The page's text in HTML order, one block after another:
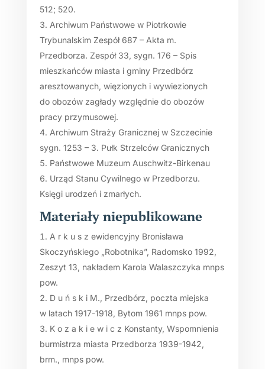
512; 520.
Archiwum Państwowe w Piotrkowie
Trybunalskim Zespół 687 – Akta m.
Przedborza. Zespół 33, sygn. 176 – Spis
mieszkańców miasta i gminy Przedbórz
aresztowanych, więzionych i wywiezionych
do obozów zagłady względnie do obozów
pracy przymusowej.
Archiwum Straży Granicznej w Szczecinie
sygn. 1253 – 3. Pułk Strzelców Granicznych
Państwowe Muzeum Auschwitz-Birkenau
Urząd Stanu Cywilnego w Przedborzu.
Księgi urodzeń i zmarłych.
Materiały niepublikowane
A r k u s z ewidencyjny Bronisława
Skoczyńskiego „Robotnika”, Radomsko 1992,
Zeszyt 13, nakładem Karola Walaszczyka mnps
pow.
D u ń s k i M., Przedbórz, poczta miejska
w latach 1917-1918, Bytom 1961 mnps pow.
K o z a k i e w i c z Konstanty, Wspomnienia
burmistrza miasta Przedborza 1939-1942,
brm., mnps pow.